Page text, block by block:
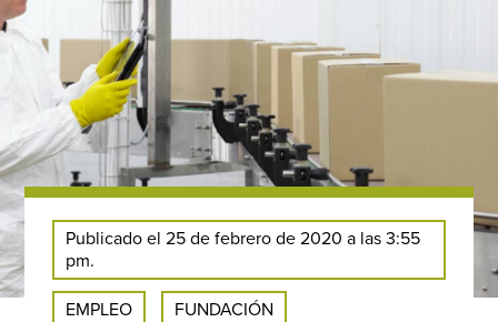
Publicado el 25 de febrero de 2020 a las 3:55
pm.
EMPLEO FUNDACIÓN